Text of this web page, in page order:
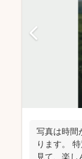
写真は時間
ります。
見て、楽し